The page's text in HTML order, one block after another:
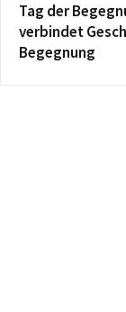
Tag der
verbindet
Begegnung